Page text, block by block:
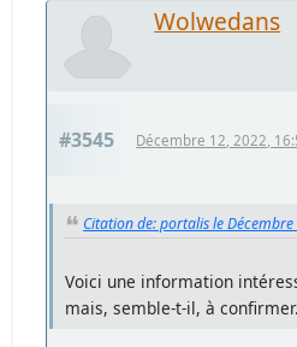
Wolwedans
#3545 Décembre 12, 2022,
Citation de: portalis le
Voici une information
mais, semble-t-il, à